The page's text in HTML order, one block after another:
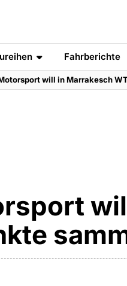
Fahrberichte
will in Marrakesch